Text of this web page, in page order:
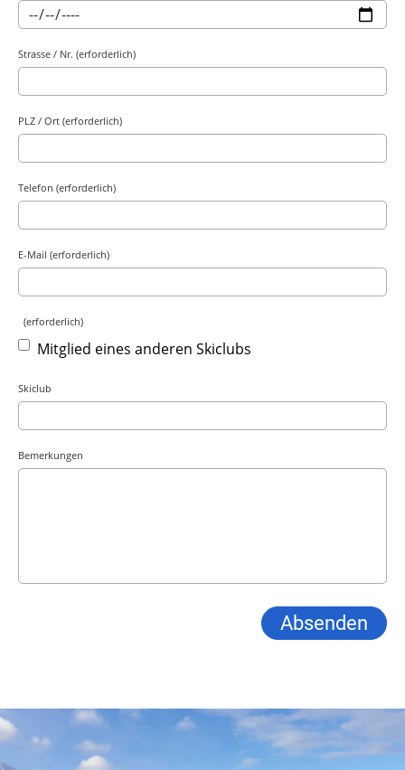
Strasse / Nr. (erforderlich)
PLZ / Ort (erforderlich)
Telefon (erforderlich)
E-Mail (erforderlich)
(erforderlich)
Mitglied eines anderen Skiclubs
Skiclub
Bemerkungen